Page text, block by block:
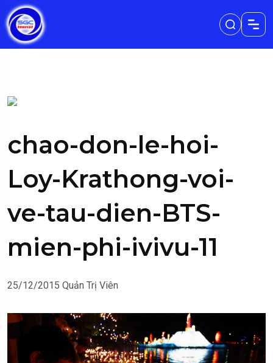
chao-don-le-hoi-
Loy-Krathong-voi-
ve-tau-dien-BTS-
mien-phi-ivivu-11
25/12/2015 Quản Trị Viên